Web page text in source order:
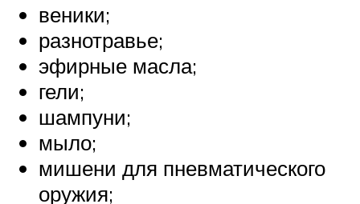
веники;
разнотравье;
эфирные масла;
гели;
шампуни;
мыло;
мишени для пневматического
оружия;